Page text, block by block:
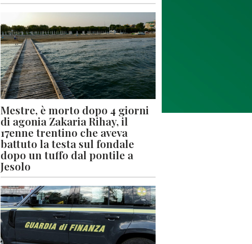
Mestre, è morto dopo 4 giorni
di agonia Zakaria Rihay, il
17enne trentino che aveva
battuto la testa sul fondale
dopo un tuffo dal pontile a
Jesolo